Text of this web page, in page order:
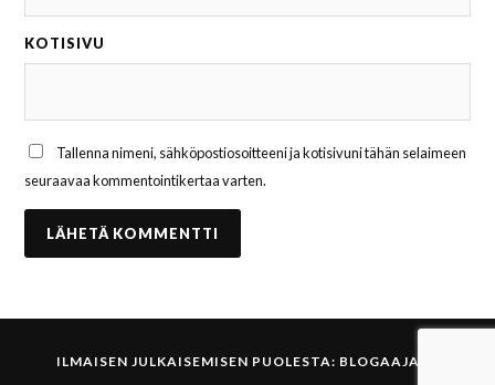
KOTISIVU
Tallenna nimeni, sähköpostiosoitteeni ja kotisivuni tähän selaimeen
seuraavaa kommentointikertaa varten.
ILMAISEN JULKAISEMISEN PUOLESTA: BLOGAAJA.FI